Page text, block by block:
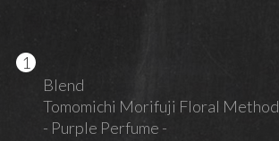
Blend
Tomomichi Morifuji Floral Method
- Purple Perfume -